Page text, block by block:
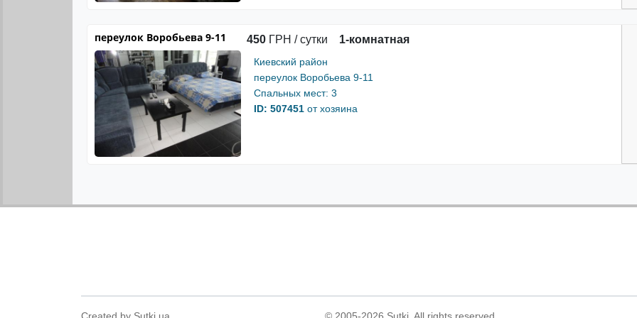
переулок Воробьева 9-11 450 ГРН / сутки 1-комнатная
Киевский район
переулок Воробьева 9-11
Спальных мест: 3
ID: 507451 от хозяина